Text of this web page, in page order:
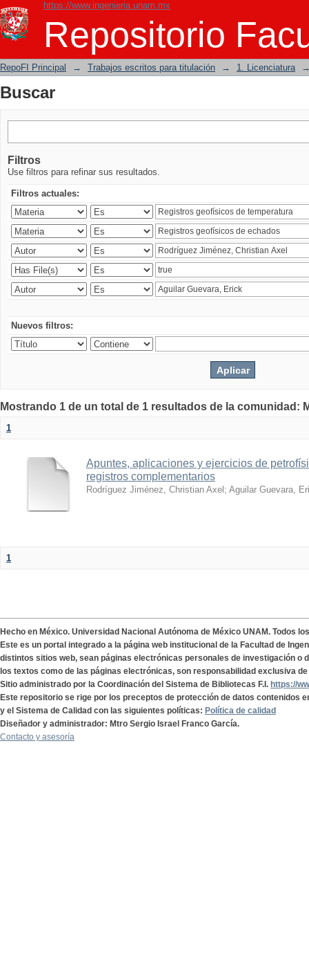
https://www.ingenieria.unam.mx
Repositorio
Buscar
RepoFI Principal → Trabajos escritos para titulación → 1. Licenciatura
Buscar
Filtros
Use filtros para refinar sus resultados.
Filtros actuales:
Nuevos filtros:
Mostrando 1 de un total de 1 resultados de la comunidad:
1
Apuntes, aplicaciones y ejercicios de
registros complementarios
Rodríguez Jiménez, Christian Axel ; Aguilar Guevara,
1
Hecho en México. Universidad Nacional Autónoma de México UNAM. Todos
Este es un portal integrado a la página web institucional de la Facultad de
distintos sitios web, sean páginas electrónicas personales de investigación o
los textos como de las páginas electrónicas, son responsabilidad exclusiva
Sitio administrado por la Coordinación del Sistema de Bibliotecas F.I. https://
Este repositorio se rige por los preceptos de protección de datos contenidos
y el Sistema de Calidad con las siguientes políticas: Política de calidad
Diseñador y administrador: Mtro Sergio Israel Franco García.
Contacto y asesoría